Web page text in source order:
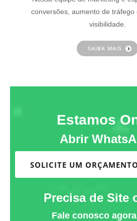
conversões, aumento de tráfego
visibilidade.
SAIBA MAIS
Estamos
Abrir
SOLICITE UM
Precisa de Site
Fale conosco